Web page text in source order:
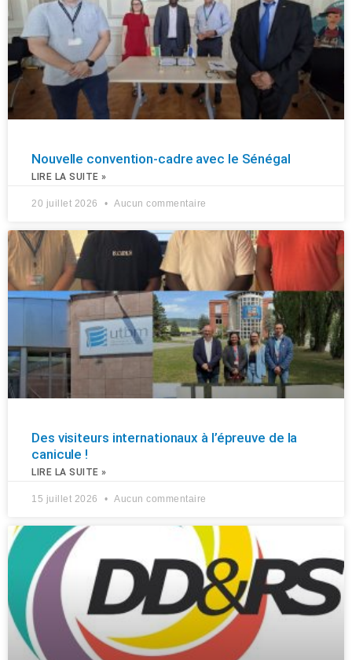
Nouvelle convention-cadre avec le Sénégal
LIRE LA SUITE »
20 juillet 2026 Aucun commentaire
Des visiteurs internationaux à l’épreuve de la
canicule !
LIRE LA SUITE »
15 juillet 2026 Aucun commentaire